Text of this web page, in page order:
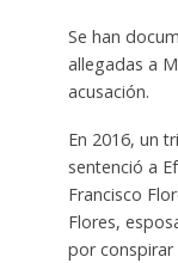
Se han
allegadas a
acusación.
En 2016, un
sentenció a
Francisco
Flores,
por conspirar